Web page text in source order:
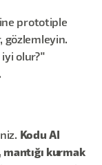
prototiple
gözlemleyin.
iyi olur?"
Kodu AI
kurmak